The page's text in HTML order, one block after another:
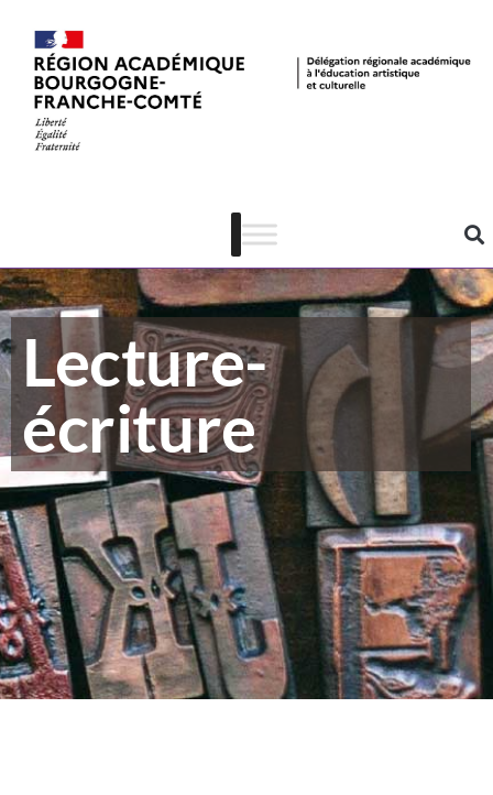
Lecture-
écriture